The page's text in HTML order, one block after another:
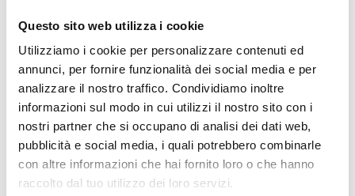
Questo sito web utilizza i cookie
Utilizziamo i cookie per personalizzare contenuti ed
annunci, per fornire funzionalità dei social media e per
analizzare il nostro traffico. Condividiamo inoltre
informazioni sul modo in cui utilizzi il nostro sito con i
nostri partner che si occupano di analisi dei dati web,
pubblicità e social media, i quali potrebbero combinarle
con altre informazioni che hai fornito loro o che hanno
raccolto dal tuo utilizzo dei loro servizi.
Via libera alla passerella sul
Cusella
Consiglio di Stato ha approvato la variante di Piano
DiMaria Luisa Bernini | 20 Novembre 2025 | News | Commenti
disabilitatisu
Via
libera
Continua a leggere